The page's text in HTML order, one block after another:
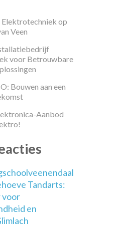
Elektrotechniek op
Veen
voor Betrouwbare
Bouwen aan een
Aanbod
Tandarts:
voor
en